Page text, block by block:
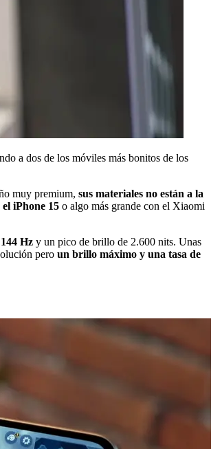
a dos de los móviles más bonitos de los
muy premium, sus materiales no están a la
iPhone 15 o algo más grande con el Xiaomi
Hz y un pico de brillo de 2.600 nits. Unas
pero un brillo máximo y una tasa de